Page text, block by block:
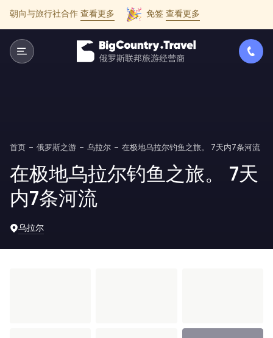
朝向与旅行社合作 查看更多 免签 查看更多
首页 俄罗斯之游 乌拉尔 在极地乌拉尔钓鱼之旅。 7天内7条河流
在极地乌拉尔钓鱼之旅。 7天
内7条河流
乌拉尔